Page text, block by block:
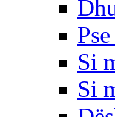
Si
Si